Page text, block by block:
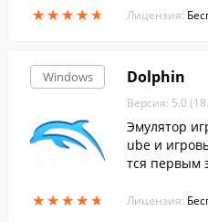
★★★★★
★★★★★ Лицензия:
Windows
★★★★★
★★★★★
Dolphin
Версия: 5.0
Эмулятор
ube и
тся первым
е для
Лицензия: